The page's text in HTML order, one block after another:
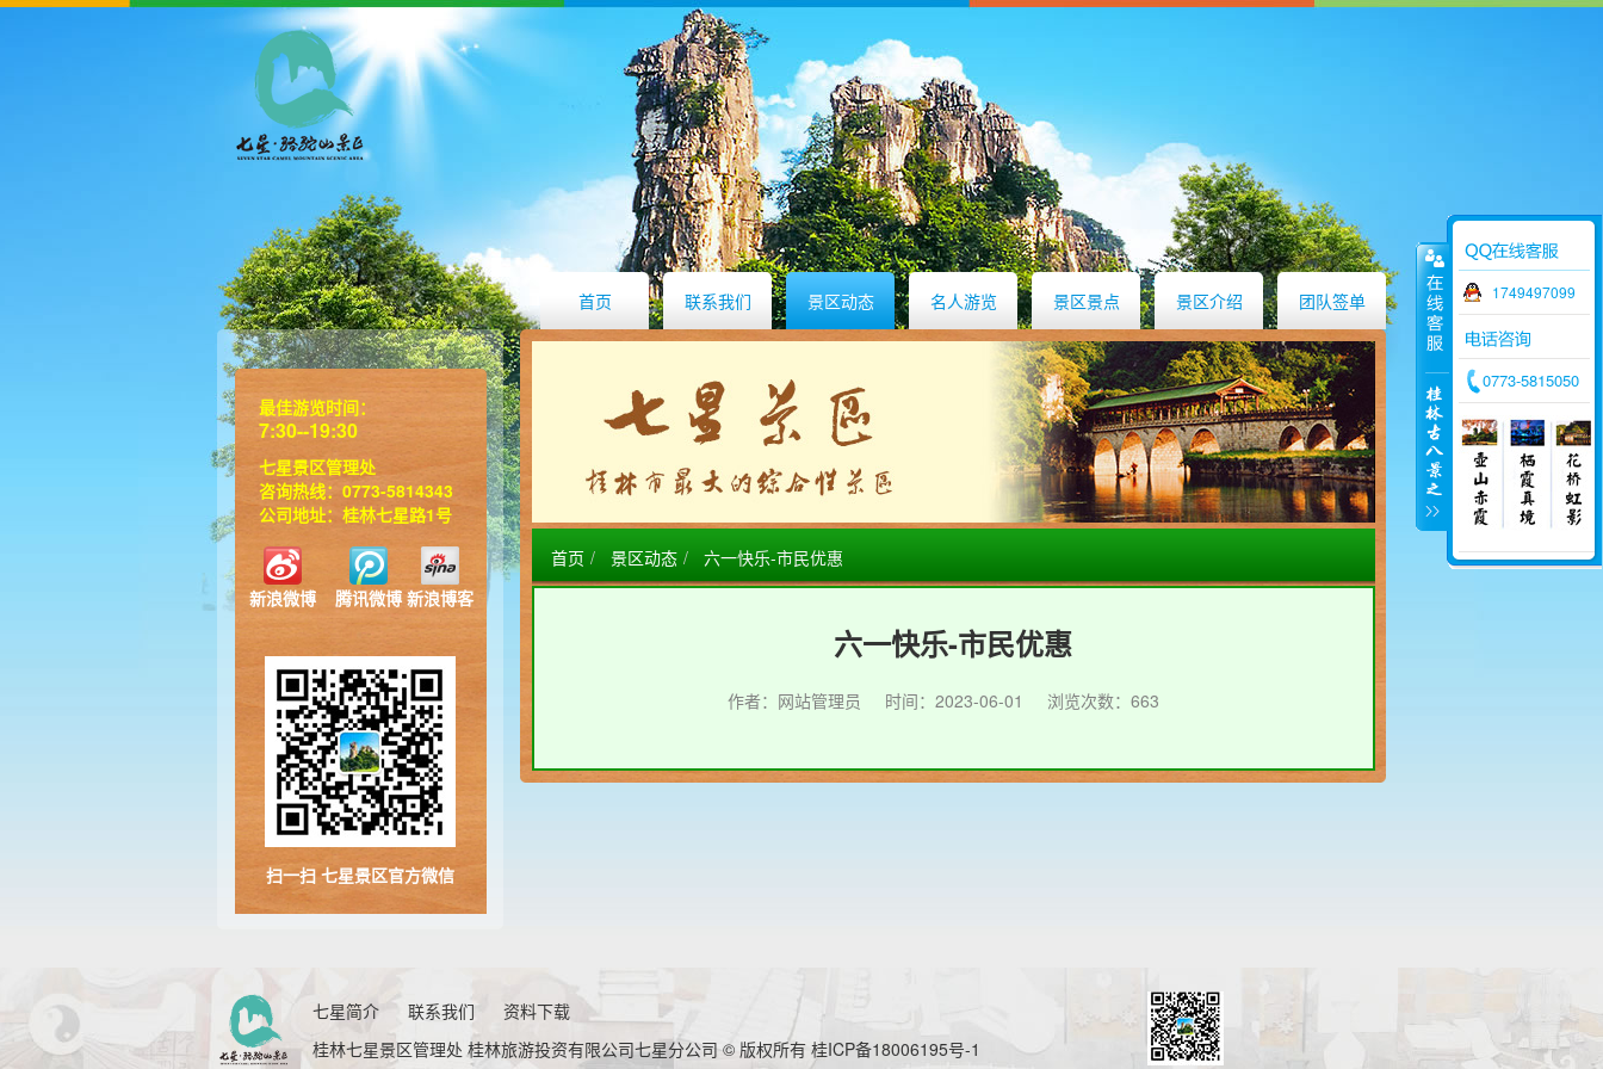
首页 联系我们 景区动态 名人游览 景区景点 景区介绍 团队签单
最佳游览时间：
7:30--19:30
七星景区管理处
咨询热线：0773-5814343
公司地址：桂林七星路1号
新浪微博 腾讯微博 新浪博客
扫一扫 七星景区官方微信
首页 景区动态 六一快乐-市民优惠
六一快乐-市民优惠
作者：网站管理员 时间：2023-06-01 浏览次数：663
七星简介 联系我们
资料下载
桂林七星景区管理处 桂林旅游投资有限公司七星分公司 © 版权所有 桂ICP备18006195号-1
1749497099
0773-5815050